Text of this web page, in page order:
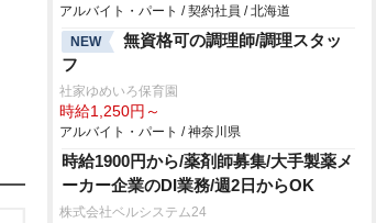
アルバイト・パート / 契約社員 / 北海道
NEW
無資格可の調理師/調理スタッ
フ
社家ゆめいろ保育園
時給1,250円～
アルバイト・パート / 神奈川県
時給1900円から/薬剤師募集/大手製薬メ
ーカー企業のDI業務/週2日からOK
株式会社ベルシステム24